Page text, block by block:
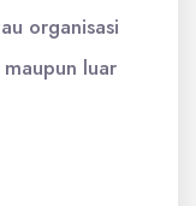
organisasi
luar